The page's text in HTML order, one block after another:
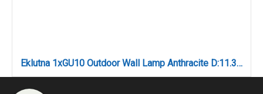
Eklutna 1xGU10 Outdoor Wall Lamp Anthracite D:11.3cmx11.3cm (80200544)